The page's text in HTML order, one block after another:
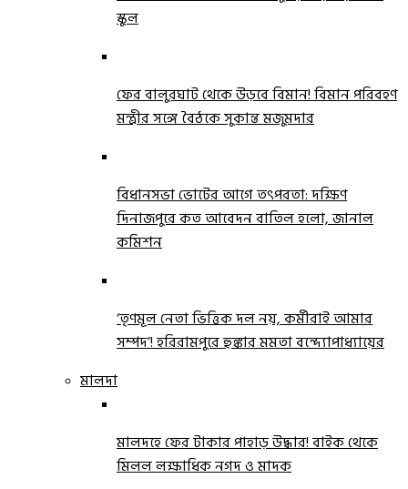
স্কুল
ফের বালুরঘাট থেকে উড়বে বিমান! বিমান পরিবহণ
মন্ত্রীর সঙ্গে বৈঠকে সুকান্ত মজুমদার
বিধানসভা ভোটের আগে তৎপরতা: দক্ষিণ
দিনাজপুরে কত আবেদন বাতিল হলো, জানাল
কমিশন
‘তৃণমূল নেতা ভিত্তিক দল নয়, কর্মীরাই আমার
সম্পদ’! হরিরামপুরে হুঙ্কার মমতা বন্দ্যোপাধ্যায়ের
মালদা
মালদহে ফের টাকার পাহাড় উদ্ধার! বাইক থেকে
মিলল লক্ষাধিক নগদ ও মাদক